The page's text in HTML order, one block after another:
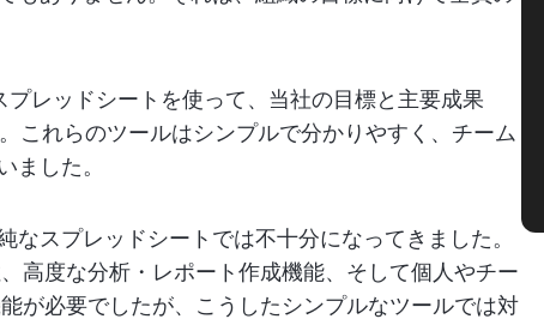
レッドシートを使って、当社の目標と主要成果
これらのツールはシンプルで分かりやすく、チーム
ました。
なスプレッドシートでは不十分になってきました。
高度な分析・レポート作成機能、そして個人やチー
が必要でしたが、こうしたシンプルなツールでは対